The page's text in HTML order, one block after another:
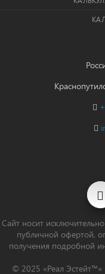
Сайт носит
публичной офертой,
получения подробной
© 2025 «Реал Эстейт™»